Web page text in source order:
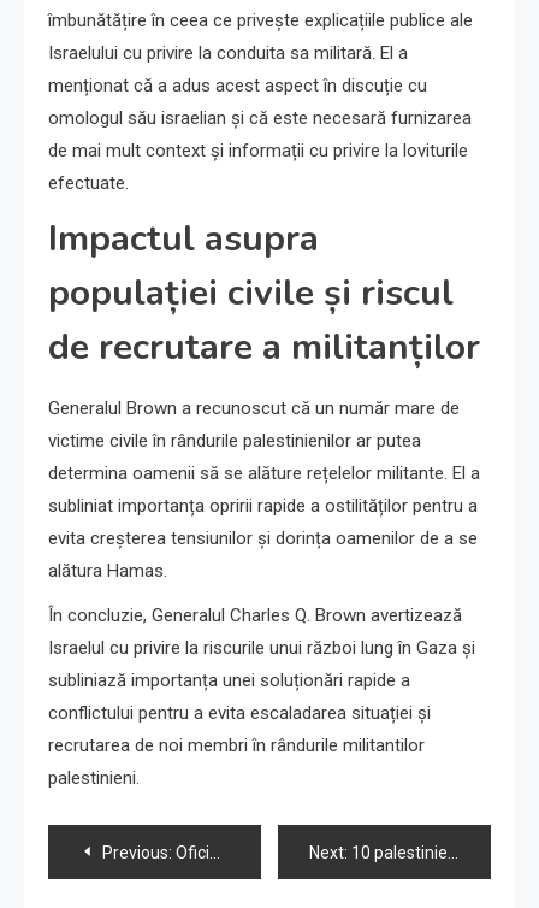
îmbunătățire în ceea ce privește explicațiile publice ale
Israelului cu privire la conduita sa militară. El a
menționat că a adus acest aspect în discuție cu
omologul său israelian și că este necesară furnizarea
de mai mult context și informații cu privire la loviturile
efectuate.
Impactul asupra
populației civile și riscul
de recrutare a militanților
Generalul Brown a recunoscut că un număr mare de
victime civile în rândurile palestinienilor ar putea
determina oamenii să se alăture rețelelor militante. El a
subliniat importanța opririi rapide a ostilităților pentru a
evita creșterea tensiunilor și dorința oamenilor de a se
alătura Hamas.
În concluzie, Generalul Charles Q. Brown avertizează
Israelul cu privire la riscurile unui război lung în Gaza și
subliniază importanța unei soluționări rapide a
conflictului pentru a evita escaladarea situației și
recrutarea de noi membri în rândurile militantilor
palestinieni.
Navigare
Previous: Oficiali occidentali și arabi discută despre ajutorul pentru Gaza în Paris; Macron susține încetarea umanitară a focului Next: 10 palestinieni morți, 20 răniți într-un atac aerian israelian în Cisiordania